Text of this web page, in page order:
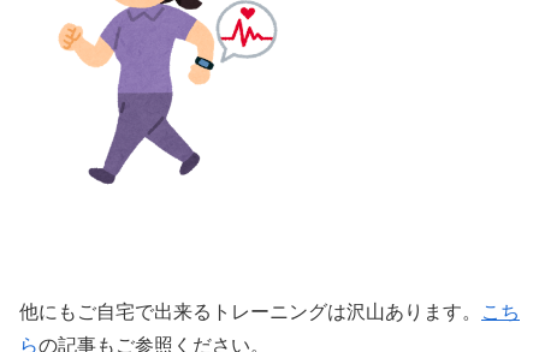
他にもご自宅で出来るトレーニングは沢山あります。
こち
らの記事もご参照ください。